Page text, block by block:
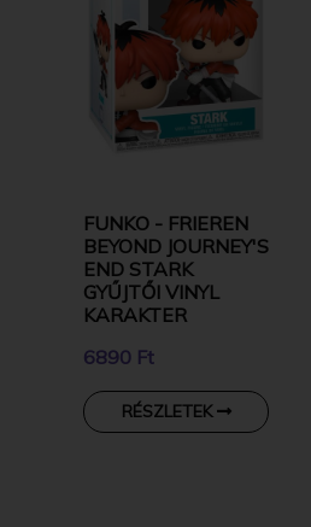
FUNKO - FRIEREN
BEYOND JOURNEY'S
END STARK
GYŰJTŐI VINYL
KARAKTER
6890 Ft
RÉSZLETEK